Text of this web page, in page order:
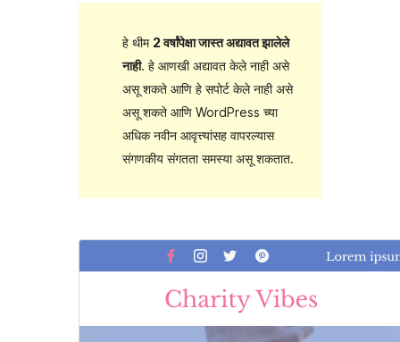
हे थीम 2 वर्षांपेक्षा जास्त अद्यावत झालेले
नाही. हे आणखी अद्यावत केले नाही असे
असू शकते आणि हे सपोर्ट केले नाही असे
असू शकते आणि WordPress च्या
अधिक नवीन आवृत्त्यांसह वापरल्यास
संगणकीय संगतता समस्या असू शकतात.